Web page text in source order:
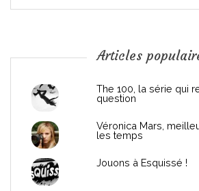
n
Articles
The 100, la série qui
question
Véronica Mars,
les temps
Jouons à Esquissé !